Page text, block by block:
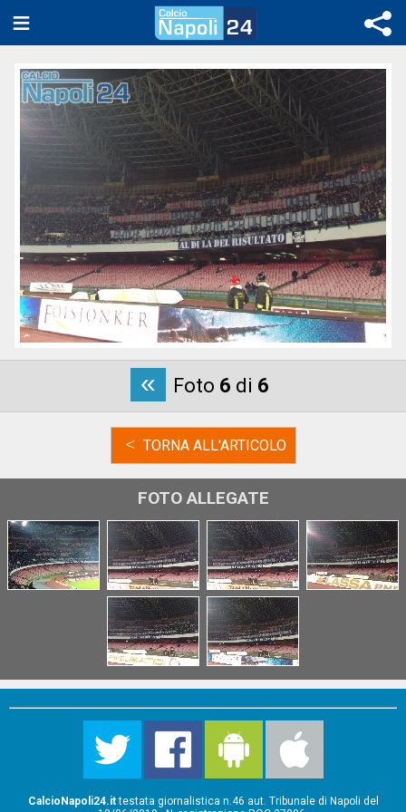
« Foto 6 di 6
< TORNA ALL'ARTICOLO
FOTO ALLEGATE
CalcioNapoli24.ittestata giornalistica n.46 aut. Tribunale di Napoli del